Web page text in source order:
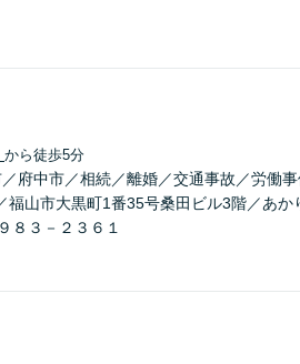
から徒歩5分
府中市／相続／離婚／交通事故／労働
福山市大黒町1番35号桑田ビル3階／あか
８３－２３６１